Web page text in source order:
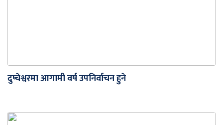
दुप्चेश्वरमा आगामी वर्ष उपनिर्वाचन हुने